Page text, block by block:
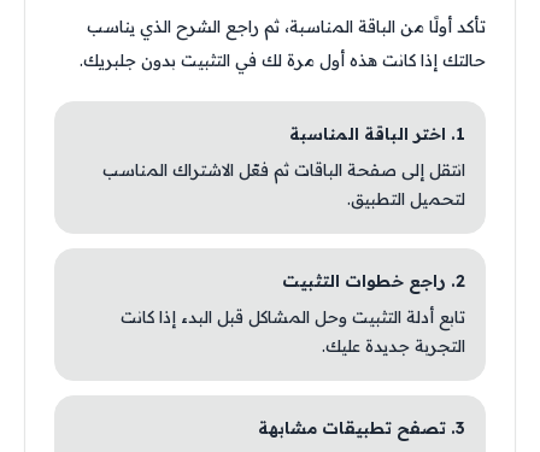
تأكد أولًا من الباقة المناسبة، ثم راجع الشرح الذي يناسب
حالتك إذا كانت هذه أول مرة لك في التثبيت بدون جلبريك.
1. اختر الباقة المناسبة
انتقل إلى صفحة الباقات ثم فعّل الاشتراك المناسب
لتحميل التطبيق.
2. راجع خطوات التثبيت
تابع أدلة التثبيت وحل المشاكل قبل البدء إذا كانت
التجربة جديدة عليك.
3. تصفح تطبيقات مشابهة